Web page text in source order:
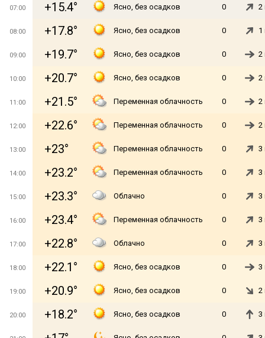
07:00 +15.4° Ясно, без осадков 0 2
08:00 +17.8° Ясно, без осадков 0 1
09:00 +19.7° Ясно, без осадков 0 2
10:00 +20.7° Ясно, без осадков 0 2
11:00 +21.5° Переменная облачность 0 2
12:00 +22.6° Переменная облачность 0 2
13:00 +23° Переменная облачность 0 3
14:00 +23.2° Переменная облачность 0 3
15:00 +23.3° Облачно 0 3
16:00 +23.4° Переменная облачность 0 3
17:00 +22.8° Облачно 0 3
18:00 +22.1° Ясно, без осадков 0 3
19:00 +20.9° Ясно, без осадков 0 2
20:00 +18.2° Ясно, без осадков 0 3